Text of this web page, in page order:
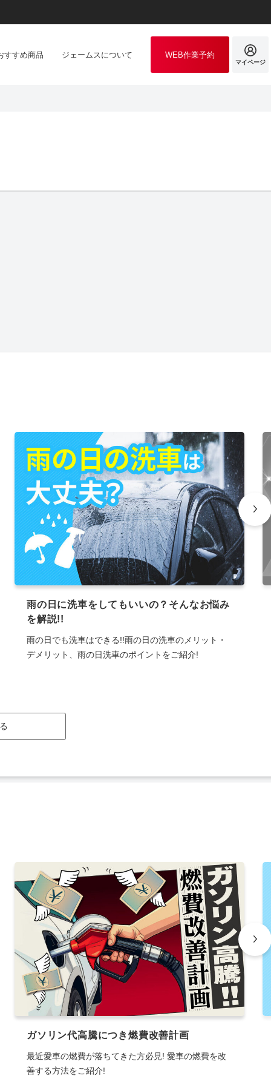
すすめ商品 ジェームスについて WEB作業予約
マイページ
雨の日に洗車をしてもいいの？そんなお悩み
を解説!!
雨の日でも洗車はできる!!雨の日の洗車のメリット・
デメリット、雨の日洗車のポイントをご紹介!
ガソリン代高騰につき燃費改善計画
最近愛車の燃費が落ちてきた方必見! 愛車の燃費を改
善する方法をご紹介!